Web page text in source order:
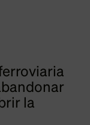
la